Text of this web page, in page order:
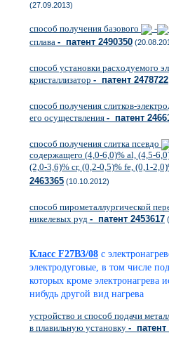
(27.09.2013)
способ получения базового -
сплава - патент 2490350
способ установки расходуемого
кристаллизатор - патент 2478722
способ получения слитков-
его осуществления - патент
способ получения слитка псевдо
содержащего (4,0-6,0)% аl, (4,5-
(2,0-3,6)% cr, (0,2-0,5)% fe, (0,1-
2463365 (10.10.2012)
способ пирометаллургической
никелевых руд - патент 2453617
Класс F27B3/08 с
электродуговые, в том числе
которых кроме электронагрева
нибудь другой вид нагрева
устройство и способ подачи
в плавильную установку - патент